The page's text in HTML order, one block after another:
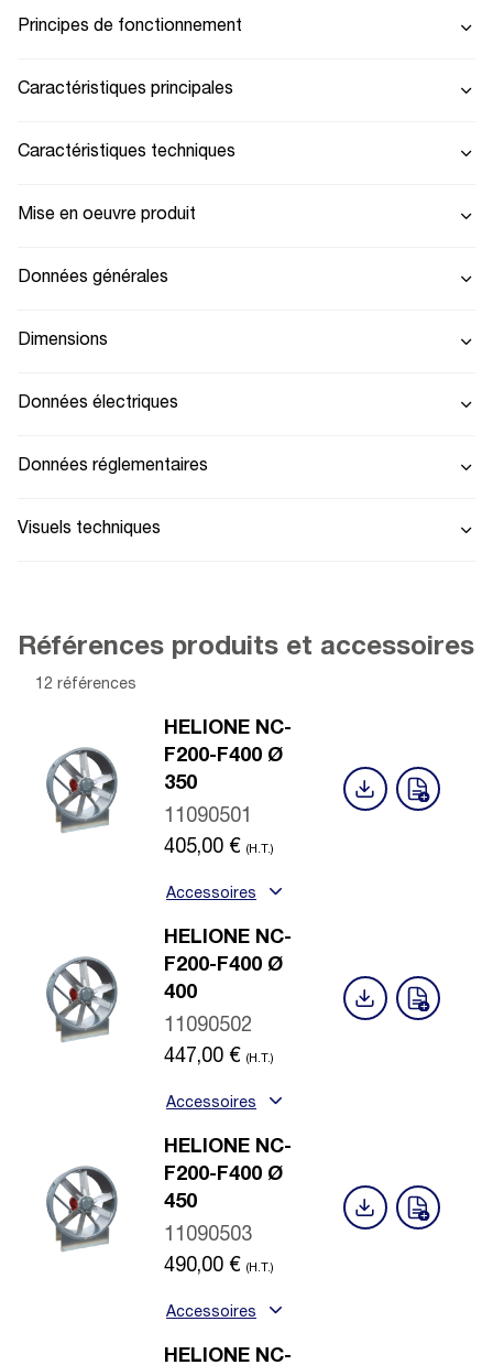
Principes de fonctionnement
Caractéristiques principales
Caractéristiques techniques
Mise en oeuvre produit
Données générales
Dimensions
Données électriques
Données réglementaires
Visuels techniques
Références produits et accessoires
12 références
HELIONE NC-
F200-F400 Ø
350
11090501
405,00 € (H.T.)
Accessoires
HELIONE NC-
F200-F400 Ø
400
11090502
447,00 € (H.T.)
Accessoires
HELIONE NC-
F200-F400 Ø
450
11090503
490,00 € (H.T.)
Accessoires
HELIONE NC-